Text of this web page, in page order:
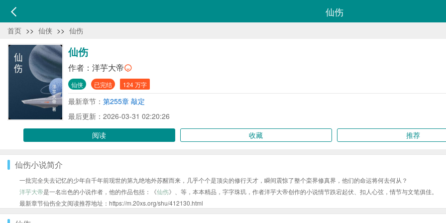
仙伤
首页 >> 仙侠 >> 仙伤
仙伤
作者： 洋芋大帝
仙侠 已完结 124 万字
最新章节： 第255章 敲定
最后更新：2026-03-31 02:20:26
阅读
收藏 推荐
仙伤小说简介
一批完全失去记忆的少年自千年前现世的第九绝地外苏醒而来，几乎个个是顶尖的修行天才，瞬间震惊了整个栾界修真界，他们的命运将何去何从？
洋芋大帝是一名出色的小说作者，他的作品包括：《仙伤》、等，本本精品，字字珠玑，作者洋芋大帝创作的小说情节跌宕起伏、扣人心弦，情节与文笔俱佳。
最新章节仙伤全文阅读推荐地址：https://m.20xs.org/shu/412130.html